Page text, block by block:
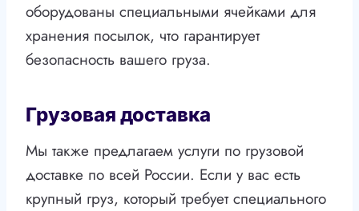
оборудованы специальными ячейками для
хранения посылок, что гарантирует
безопасность вашего груза.
Грузовая доставка
Мы также предлагаем услуги по грузовой
доставке по всей России. Если у вас есть
крупный груз, который требует специального